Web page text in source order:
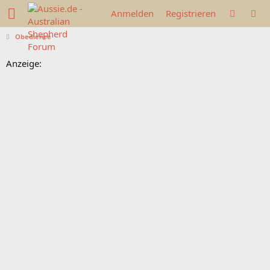
Anmelden Registrieren
Obedience
Anzeige: